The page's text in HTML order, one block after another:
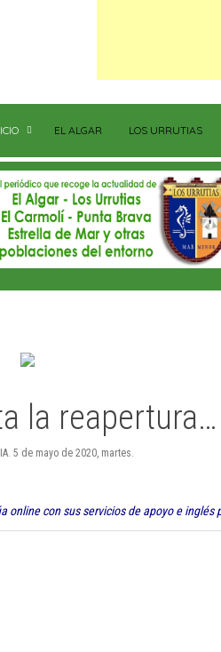
EL ALGAR LOS URRUTIAS
la
5 de mayo de 2020, martes.
online con sus servicios de apoyo e